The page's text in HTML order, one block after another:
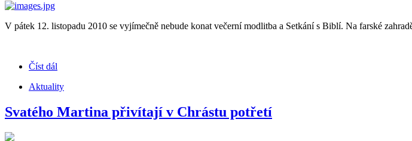
V pátek 12. listopadu 2010 se vyjímečně nebude konat večerní modlitba a Setkání s Biblí. Na farské
Číst dál
Aktuality
Svatého Martina přivítají v Chrástu potřetí